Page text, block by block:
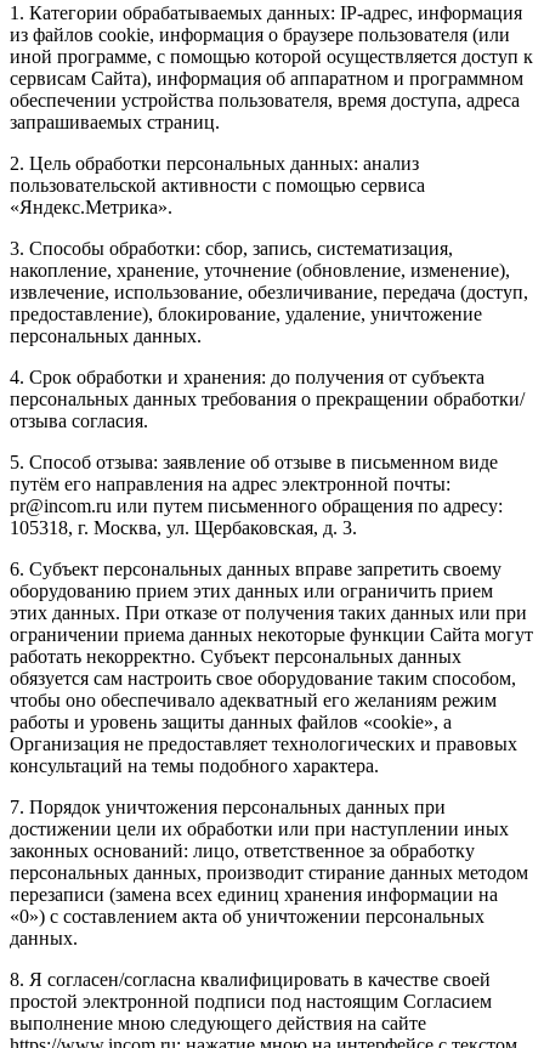
1. Категории обрабатываемых данных: IP-адрес, информация
из файлов cookie, информация о браузере пользователя (или
иной программе, с помощью которой осуществляется доступ к
сервисам Сайта), информация об аппаратном и программном
обеспечении устройства пользователя, время доступа, адреса
запрашиваемых страниц.
2. Цель обработки персональных данных: анализ
пользовательской активности с помощью сервиса
«Яндекс.Метрика».
3. Способы обработки: сбор, запись, систематизация,
накопление, хранение, уточнение (обновление, изменение),
извлечение, использование, обезличивание, передача (доступ,
предоставление), блокирование, удаление, уничтожение
персональных данных.
4. Срок обработки и хранения: до получения от субъекта
персональных данных требования о прекращении обработки/
отзыва согласия.
5. Способ отзыва: заявление об отзыве в письменном виде
путём его направления на адрес электронной почты:
pr@incom.ru или путем письменного обращения по адресу:
105318, г. Москва, ул. Щербаковская, д. 3.
6. Субъект персональных данных вправе запретить своему
оборудованию прием этих данных или ограничить прием
этих данных. При отказе от получения таких данных или при
ограничении приема данных некоторые функции Сайта могут
работать некорректно. Субъект персональных данных
обязуется сам настроить свое оборудование таким способом,
чтобы оно обеспечивало адекватный его желаниям режим
работы и уровень защиты данных файлов «cookie», а
Организация не предоставляет технологических и правовых
консультаций на темы подобного характера.
7. Порядок уничтожения персональных данных при
достижении цели их обработки или при наступлении иных
законных оснований: лицо, ответственное за обработку
персональных данных, производит стирание данных методом
перезаписи (замена всех единиц хранения информации на
«0») с составлением акта об уничтожении персональных
данных.
8. Я согласен/согласна квалифицировать в качестве своей
простой электронной подписи под настоящим Согласием
выполнение мною следующего действия на сайте